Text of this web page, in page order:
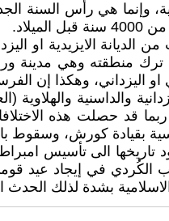
هي رأس السنة
الديانة الايزيدية او
ترك منطقته وهي مدينة
اليزداني، وهكذا إن
والداسنية
قد حصلت هذه
بقيادة كورش، وسقوط
في إيجاد عيد قومي
بشدة لذلك الحدث